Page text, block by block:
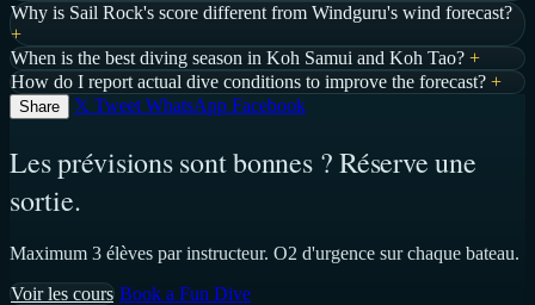
Why is Sail Rock's score different from Windguru's wind forecast?
+
When is the best diving season in Koh Samui and Koh Tao? +
How do I report actual dive conditions to improve the forecast? +
Share 𝕏 Tweet WhatsApp Facebook
Les prévisions sont bonnes ? Réserve une
sortie.
Maximum 3 élèves par instructeur. O2 d'urgence sur chaque bateau.
Voir les cours Book a Fun Dive